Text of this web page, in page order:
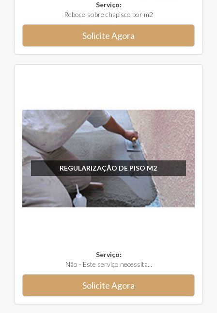
Serviço:
Reboco sobre chapisco por m2
Solicite Agora
REGULARIZAÇÃO DE PISO M2
Serviço:
Não - Este serviço necessita...
Solicite Agora